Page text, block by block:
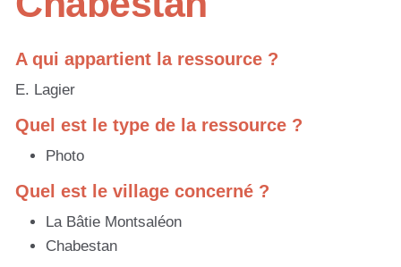
A qui appartient la ressource ?
E. Lagier
Quel est le type de la ressource ?
Photo
Quel est le village concerné ?
La Bâtie Montsaléon
Chabestan